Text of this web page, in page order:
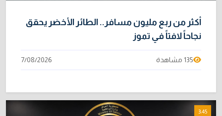
أكثر من ربع مليون مسافر.. الطائر الأخضر يحقق
نجاحاً لافتاً في تموز
135 مشاهدة 7/08/2026
3:45